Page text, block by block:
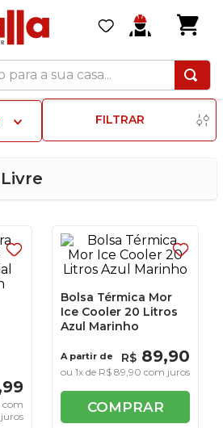
a sua casa...
FILTRAR
99
com
juros
Bolsa Térmica Mor
Ice Cooler 20 Litros
Azul Marinho
A partir de R$ 89,90
ou1x de R$ 89,90 com juros
COMPRAR